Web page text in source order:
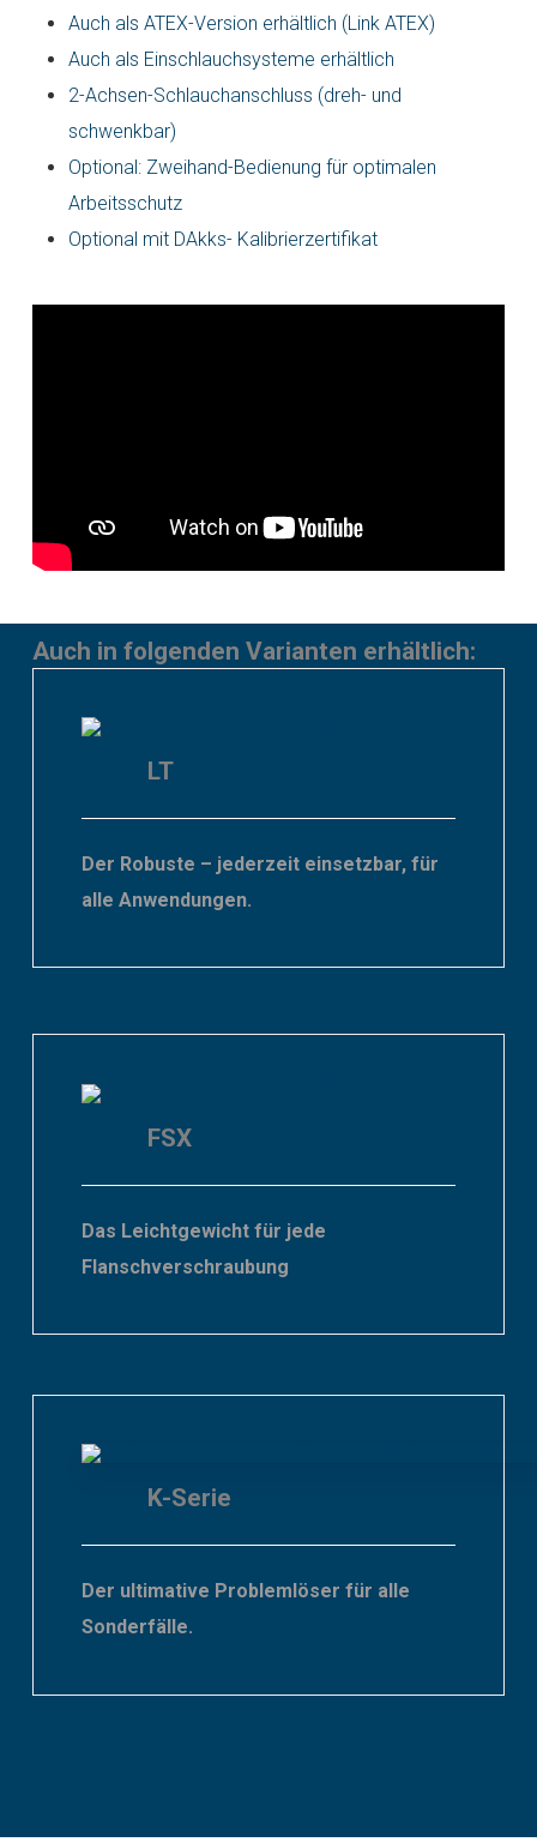
Auch als ATEX-Version erhältlich (Link ATEX)
Auch als Einschlauchsysteme erhältlich
2-Achsen-Schlauchanschluss (dreh- und
schwenkbar)
Optional: Zweihand-Bedienung für optimalen
Arbeitsschutz
Optional mit DAkks- Kalibrierzertifikat
Auch in folgenden Varianten erhältlich:
LT
Der Robuste – jederzeit einsetzbar, für
alleAnwendungen.
FSX
Das Leichtgewicht für jede
Flanschverschraubung
K-Serie
Der ultimative Problemlöser für alle
Sonderfälle.